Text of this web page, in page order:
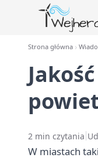
Strona główna
2 min czytania
W miastach